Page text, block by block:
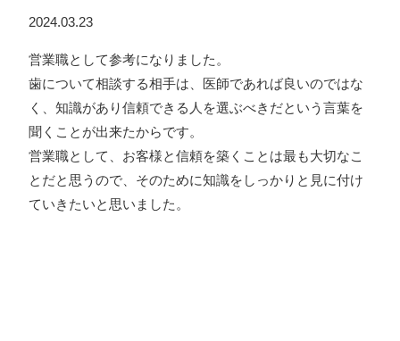
2024.03.23
営業職として参考になりました。
歯について相談する相手は、医師であれば良いのではな
く、知識があり信頼できる人を選ぶべきだという言葉を
聞くことが出来たからです。
営業職として、お客様と信頼を築くことは最も大切なこ
とだと思うので、そのために知識をしっかりと見に付け
ていきたいと思いました。